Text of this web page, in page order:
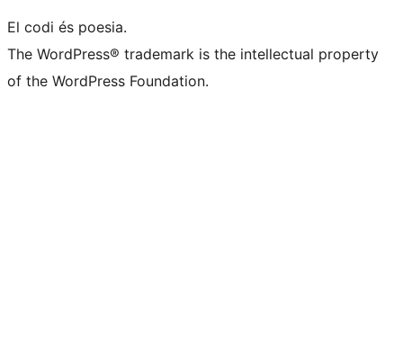
El codi és poesia.
The WordPress® trademark is the intellectual property
of the WordPress Foundation.